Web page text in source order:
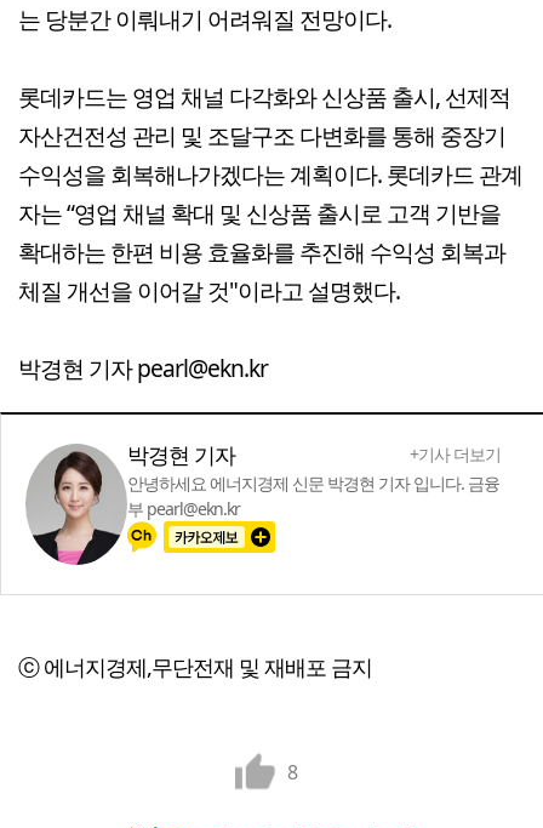
는 당분간 이뤄내기 어려워질 전망이다.
롯데카드는 영업 채널 다각화와 신상품 출시, 선제적
자산건전성 관리 및 조달구조 다변화를 통해 중장기
수익성을 회복해나가겠다는 계획이다. 롯데카드 관계
자는 “영업 채널 확대 및 신상품 출시로 고객 기반을
확대하는 한편 비용 효율화를 추진해 수익성 회복과
체질 개선을 이어갈 것"이라고 설명했다.
박경현 기자 pearl@ekn.kr
박경현 기자
+기사 더보기
안녕하세요 에너지경제 신문 박경현 기자 입니다. 금융
부 pearl@ekn.kr
ⓒ 에너지경제,무단전재 및 재배포 금지
8